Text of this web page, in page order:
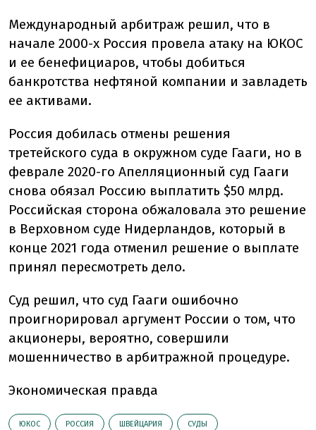
Международный арбитраж решил, что в
начале 2000-х Россия провела атаку на ЮКОС
и ее бенефициаров, чтобы добиться
банкротства нефтяной компании и завладеть
ее активами.
Россия добилась отмены решения
третейского суда в окружном суде Гааги, но в
феврале 2020-го Апелляционный суд Гааги
снова обязал Россию выплатить $50 млрд.
Российская сторона обжаловала это решение
в Верховном суде Нидерландов, который в
конце 2021 года отменил решение о выплате
принял пересмотреть дело.
Суд решил, что суд Гааги ошибочно
проигнорировал аргумент России о том, что
акционеры, вероятно, совершили
мошенничество в арбитражной процедуре.
Экономическая правда
ЮКОС РОССИЯ ШВЕЙЦАРИЯ СУДЫ